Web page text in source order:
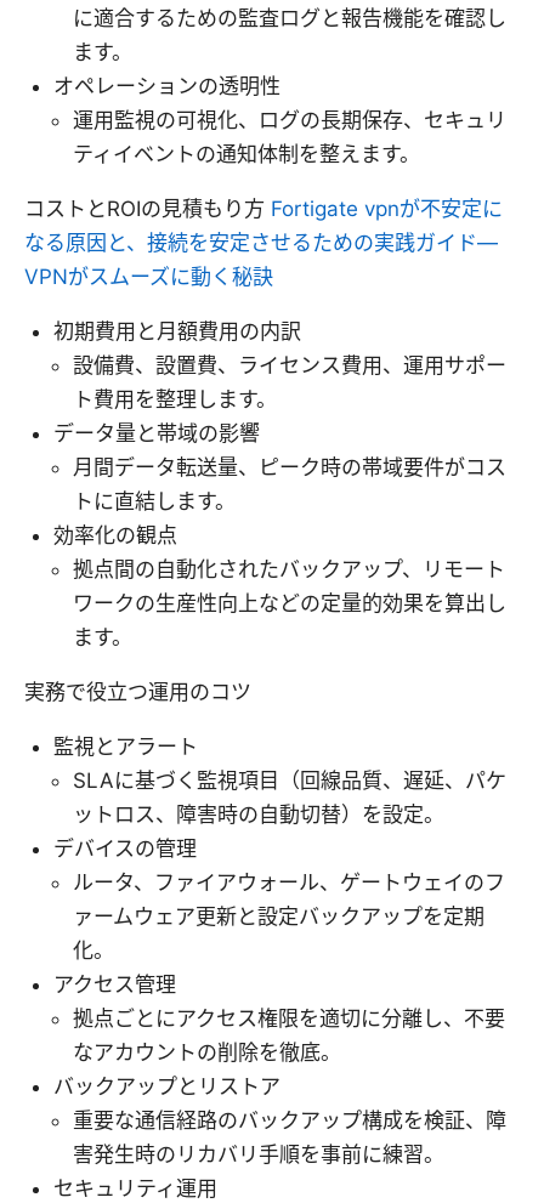
に適合するための監査ログと報告機能を確認し
ます。
オペレーションの透明性
運用監視の可視化、ログの長期保存、セキュリ
ティイベントの通知体制を整えます。
コストとROIの見積もり方 Fortigate vpnが不安定に
なる原因と、接続を安定させるための実践ガイド—
VPNがスムーズに動く秘訣
初期費用と月額費用の内訳
設備費、設置費、ライセンス費用、運用サポー
ト費用を整理します。
データ量と帯域の影響
月間データ転送量、ピーク時の帯域要件がコス
トに直結します。
効率化の観点
拠点間の自動化されたバックアップ、リモート
ワークの生産性向上などの定量的効果を算出し
ます。
実務で役立つ運用のコツ
監視とアラート
SLAに基づく監視項目（回線品質、遅延、パケ
ットロス、障害時の自動切替）を設定。
デバイスの管理
ルータ、ファイアウォール、ゲートウェイのフ
ァームウェア更新と設定バックアップを定期
化。
アクセス管理
拠点ごとにアクセス権限を適切に分離し、不要
なアカウントの削除を徹底。
バックアップとリストア
重要な通信経路のバックアップ構成を検証、障
害発生時のリカバリ手順を事前に練習。
セキュリティ運用